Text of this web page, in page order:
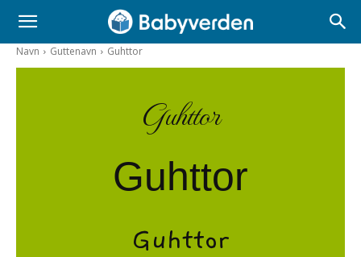
Navn Guttenavn Guhttor
Guhttor
Guhttor
Guhttor